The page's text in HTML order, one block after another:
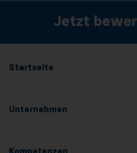
Jetzt
Startseite
Unternehmen